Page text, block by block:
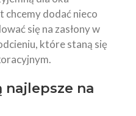
chcemy dodać nieco
się na zasłony w
które staną się
najlepsze na